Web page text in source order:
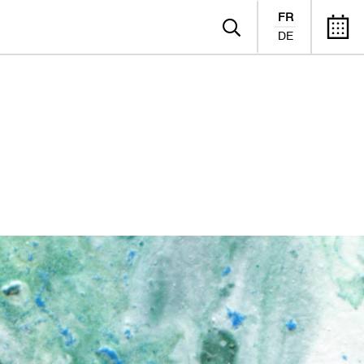
FR
DE